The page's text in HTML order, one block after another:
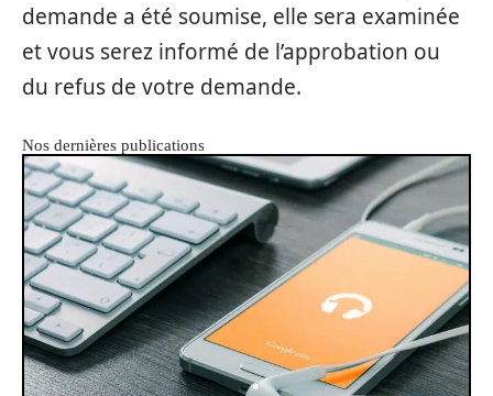
demande a été soumise, elle sera examinée
et vous serez informé de l’approbation ou
du refus de votre demande.
Nos dernières publications